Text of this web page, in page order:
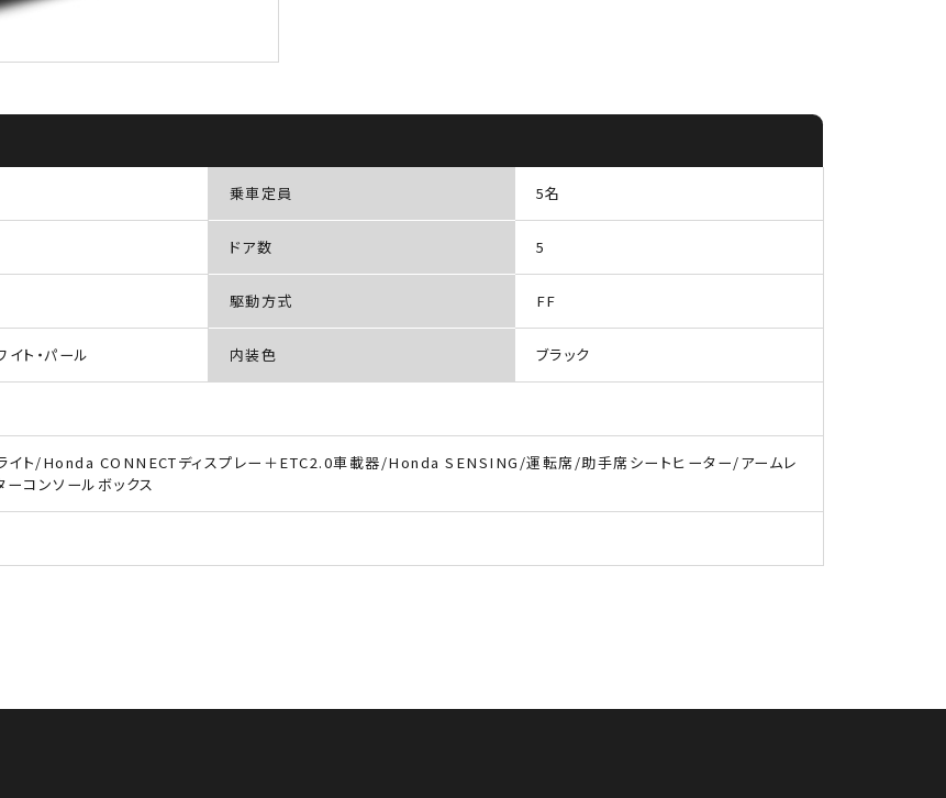
乗車定員 5名
ドア数 5
駆動方式 FF
ト・パール 内装色 ブラック
イト/Honda CONNECTディスプレー＋ETC2.0車載器/Honda SENSING/運転席/助手席シートヒーター/アームレ
ーコンソールボックス